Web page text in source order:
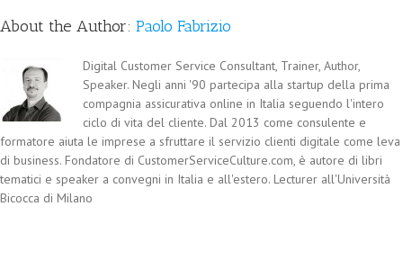
About the Author: Paolo Fabrizio
Digital Customer Service Consultant, Trainer, Author,
Speaker. Negli anni '90 partecipa alla startup della prima
compagnia assicurativa online in Italia seguendo l'intero
ciclo di vita del cliente. Dal 2013 come consulente e
formatore aiuta le imprese a sfruttare il servizio clienti digitale come leva
di business. Fondatore di CustomerServiceCulture.com, è autore di libri
tematici e speaker a convegni in Italia e all'estero. Lecturer all'Università
Bicocca di Milano